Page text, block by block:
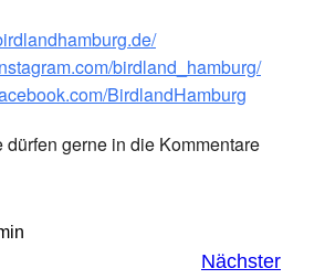
birdland_hamburg/
BirdlandHamburg
dürfen gerne in die Kommentare
Nächster